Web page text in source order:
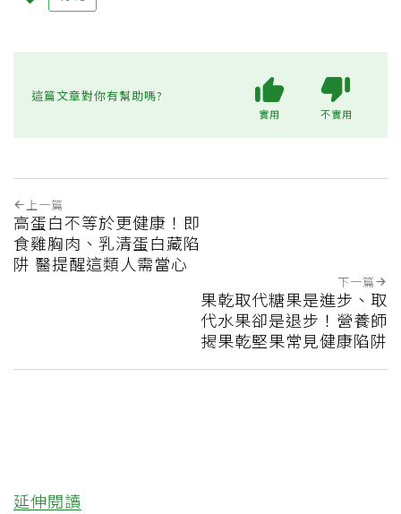
這篇文章對你有幫助嗎?
實用 不實用
上一篇
高蛋白不等於更健康！即
食雞胸肉、乳清蛋白藏陷
阱 醫提醒這類人需當心
下一篇
果乾取代糖果是進步、取
代水果卻是退步！營養師
揭果乾堅果常見健康陷阱
延伸閱讀